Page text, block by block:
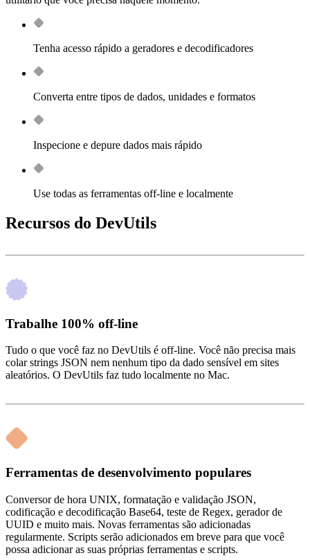
Tenha acesso rápido a geradores e decodificadores
Converta entre tipos de dados, unidades e formatos
Inspecione e depure dados mais rápido
Use todas as ferramentas off‑line e localmente
Recursos do DevUtils
Trabalhe 100% off‑line
Tudo o que você faz no DevUtils é off‑line. Você não precisa mais
colar strings JSON nem nenhum tipo da dado sensível em sites
aleatórios. O DevUtils faz tudo localmente no Mac.
Ferramentas de desenvolvimento populares
Conversor de hora UNIX, formatação e validação JSON,
codificação e decodificação Base64, teste de Regex, gerador de
UUID e muito mais. Novas ferramentas são adicionadas
regularmente. Scripts serão adicionados em breve para que você
possa adicionar as suas próprias ferramentas e scripts.